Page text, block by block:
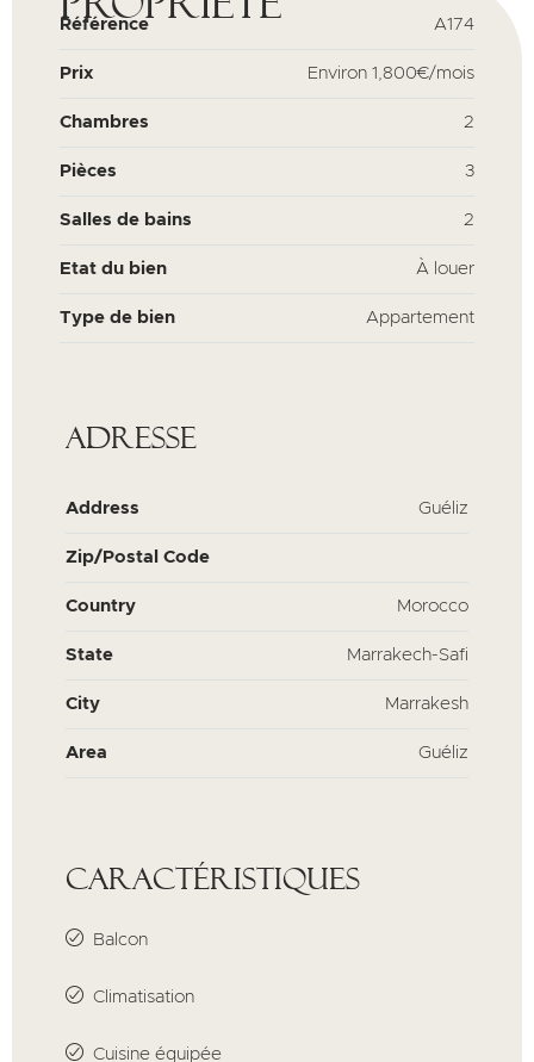
Référence A174
Prix Environ 1,800€/mois
Chambres 2
Pièces 3
Salles de bains 2
Etat du bien À louer
Type de bien Appartement
Adresse
Address Guéliz
Zip/Postal Code
Country Morocco
State Marrakech-Safi
City Marrakesh
Area Guéliz
Caractéristiques
Balcon
Climatisation
Cuisine équipée